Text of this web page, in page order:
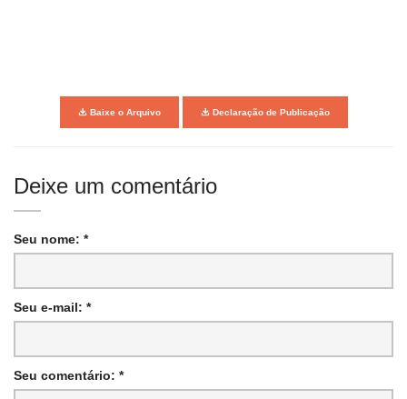
Baixe o Arquivo Declaração de Publicação
Deixe um comentário
Seu nome: *
Seu e-mail: *
Seu comentário: *